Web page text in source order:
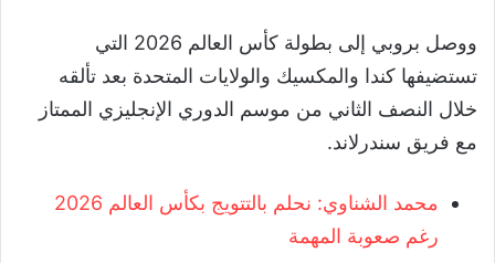
ووصل بروبي إلى بطولة كأس العالم 2026 التي
تستضيفها كندا والمكسيك والولايات المتحدة بعد تألقه
خلال النصف الثاني من موسم الدوري الإنجليزي الممتاز
مع فريق سندرلاند.
محمد الشناوي: نحلم بالتتويج بكأس العالم 2026
رغم صعوبة المهمة